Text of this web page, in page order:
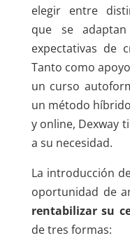
elegir entre
que se
expectativas de
Tanto como
un curso
un método
y online, Dexway
a su necesidad.
La introducción
oportunidad de
rentabilizar su
de tres formas: